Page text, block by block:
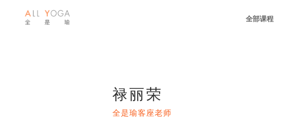
全部课程
禄丽荣
全是瑜客座老师